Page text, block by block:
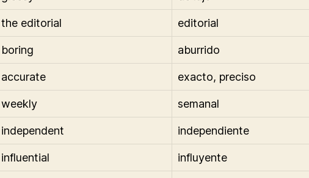
the editorial editorial
boring aburrido
accurate exacto, preciso
weekly semanal
independent independiente
influential influyente